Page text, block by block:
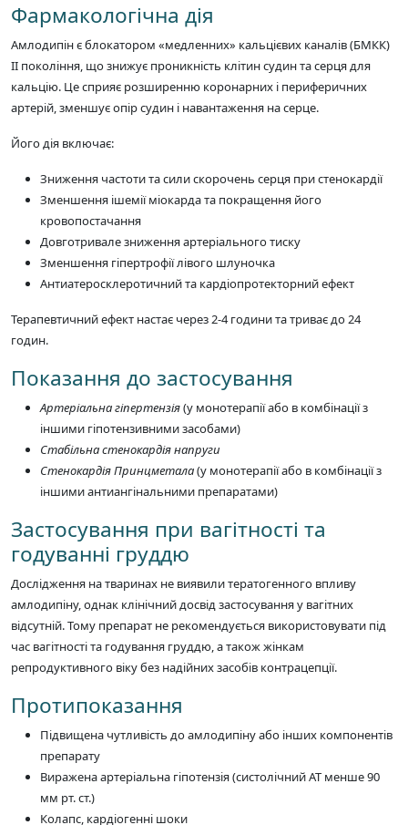
Фармакологічна дія
Амлодипін є блокатором «медленних» кальцієвих каналів (БМКК)
II покоління, що знижує проникність клітин судин та серця для
кальцію. Це сприяє розширенню коронарних і периферичних
артерій, зменшує опір судин і навантаження на серце.
Його дія включає:
Зниження частоти та сили скорочень серця при стенокардії
Зменшення ішемії міокарда та покращення його
кровопостачання
Довготривале зниження артеріального тиску
Зменшення гіпертрофії лівого шлуночка
Антиатеросклеротичний та кардіопротекторний ефект
Терапевтичний ефект настає через 2-4 години та триває до 24
годин.
Показання до застосування
Артеріальна гіпертензія(у монотерапії або в комбінації з
іншими гіпотензивними засобами)
Стабільна стенокардія напруги
Стенокардія Принцметала(у монотерапії або в комбінації з
іншими антиангінальними препаратами)
Застосування при вагітності та
годуванні груддю
Дослідження на тваринах не виявили тератогенного впливу
амлодипіну, однак клінічний досвід застосування у вагітних
відсутній. Тому препарат не рекомендується використовувати під
час вагітності та годування груддю, а також жінкам
репродуктивного віку без надійних засобів контрацепції.
Протипоказання
Підвищена чутливість до амлодипіну або інших компонентів
препарату
Виражена артеріальна гіпотензія (систолічний АТ менше 90
мм рт. ст.)
Колапс, кардіогенні шоки